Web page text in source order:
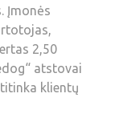
Įmonės
2,50
atstovai
klientų